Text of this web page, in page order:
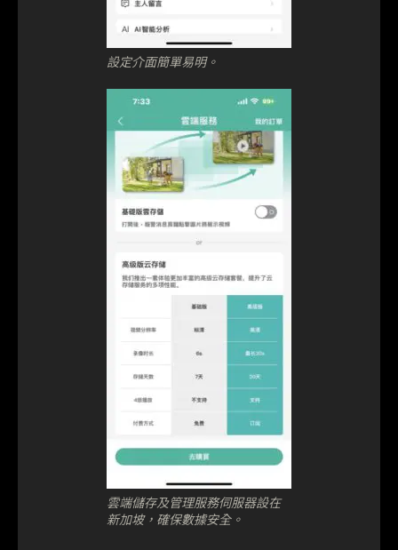
設定介面簡單易明。
雲端儲存及管理服務伺服器設在
新加坡，確保數據安全。